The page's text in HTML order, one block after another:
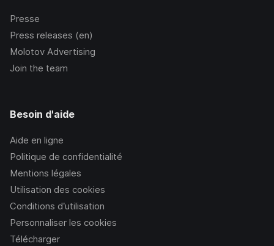
Presse
Press releases (en)
Molotov Advertising
Join the team
Besoin d'aide
Aide en ligne
Politique de confidentialité
Mentions légales
Utilisation des cookies
Conditions d’utilisation
Personnaliser les cookies
Télécharger